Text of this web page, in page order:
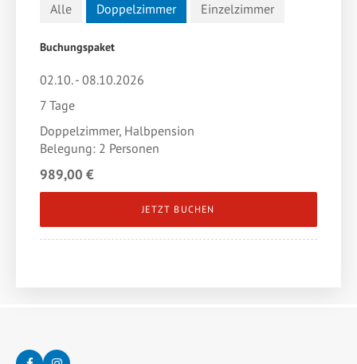
Alle Doppelzimmer Einzelzimmer
Buchungspaket
02.10. - 08.10.2026
7 Tage
Doppelzimmer, Halbpension
Belegung: 2 Personen
989,00 €
JETZT BUCHEN